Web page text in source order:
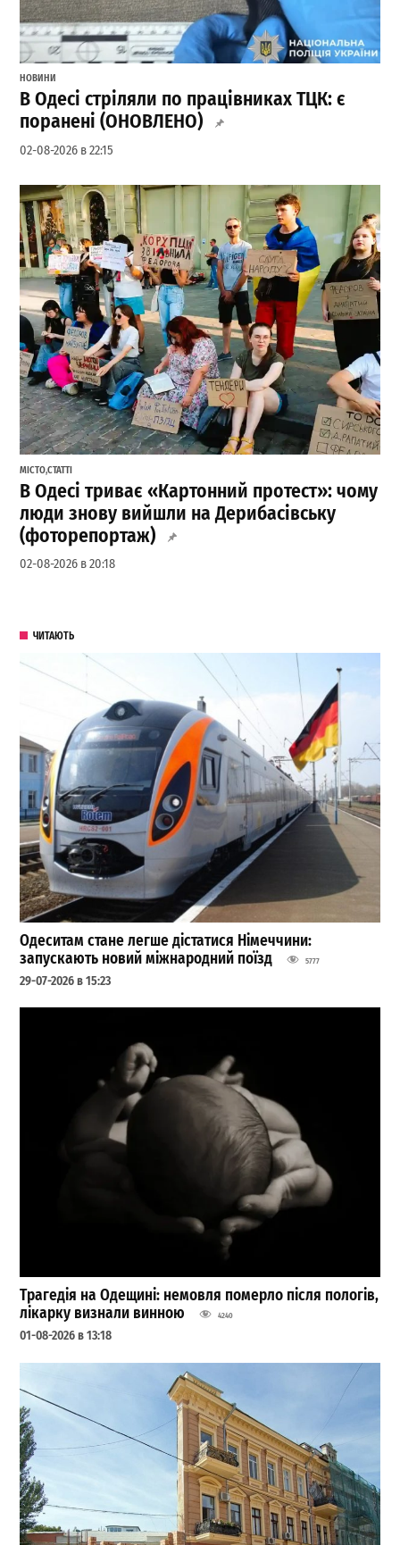
НОВИНИ
В Одесі стріляли по працівниках ТЦК: є
поранені (ОНОВЛЕНО)
02-08-2026 в 22:15
МІСТО,СТАТТІ
В Одесі триває «Картонний протест»: чому
люди знову вийшли на Дерибасівську
(фоторепортаж)
02-08-2026 в 20:18
ЧИТАЮТЬ
Одеситам стане легше дістатися Німеччини:
запускають новий міжнародний поїзд
5777
29-07-2026 в 15:23
Трагедія на Одещині: немовля померло після пологів,
лікарку визнали винною
4240
01-08-2026 в 13:18